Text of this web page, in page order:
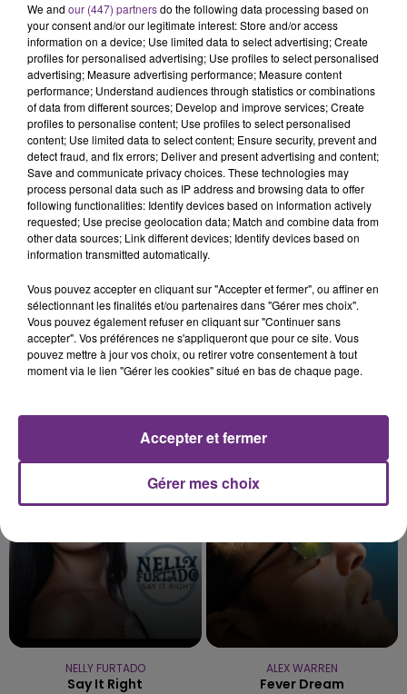
UN FEU DE REMORQUE BLOQUE LA
CIRCULATION DANS LES ARDENNES
Un feu de remorque s'est déclaré ce mercredi en
fin de matinée sur l'A34.
TITRES DIFFUSÉS
15h44
15h44 15h42
15h42
Dis-Moi Ou
NELLY FURTADO
Say It Right
15h36
15h36
ALEX WARREN
Fever Dream
We and our (447) partnersdo the following data processing based on
your consent and/or our legitimate interest: Store and/or access
information on a device; Use limited data to select advertising; Create
profiles for personalised advertising; Use profiles to select personalised
advertising; Measure advertising performance; Measure content
performance; Understand audiences through statistics or combinations
of data from different sources; Develop and improve services; Create
profiles to personalise content; Use profiles to select personalised
content; Use limited data to select content; Ensure security, prevent and
detect fraud, and fix errors; Deliver and present advertising and content;
Save and communicate privacy choices. These technologies may
process personal data such as IP address and browsing data to offer
following functionalities: Identify devices based on information actively
requested; Use precise geolocation data; Match and combine data from
other data sources; Link different devices; Identify devices based on
information transmitted automatically.
Vous pouvez accepter en cliquant sur "Accepter et fermer", ou affiner en
sélectionnant les finalités et/ou partenaires dans "Gérer mes choix".
Vous pouvez également refuser en cliquant sur "Continuer sans
accepter". Vos préférences ne s'appliqueront que pour ce site. Vous
pouvez mettre à jour vos choix, ou retirer votre consentement à tout
moment via le lien "Gérer les cookies" situé en bas de chaque page.
Gérer mes choix
Accepter et fermer